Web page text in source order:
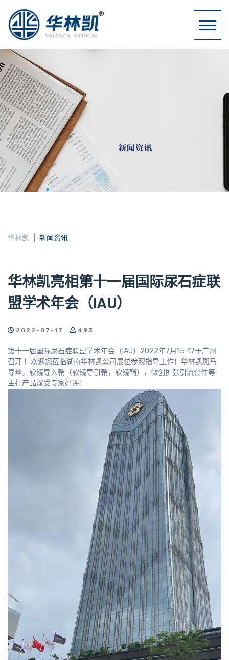
华林凯 新闻资讯
华林凯亮相第十一届国际尿石症联
盟学术年会（IAU）
2022-07-17 493
第十一届国际尿石症联盟学术年会（IAU）2022年7月15-17于广州
召开 ！欢迎您莅临湖南华林凯公司展位参观指导工作！华林凯斑马
导丝，软镜导入鞘（软镜导引鞘，软镜鞘），微创扩张引流套件等
主打产品深受专家好评！